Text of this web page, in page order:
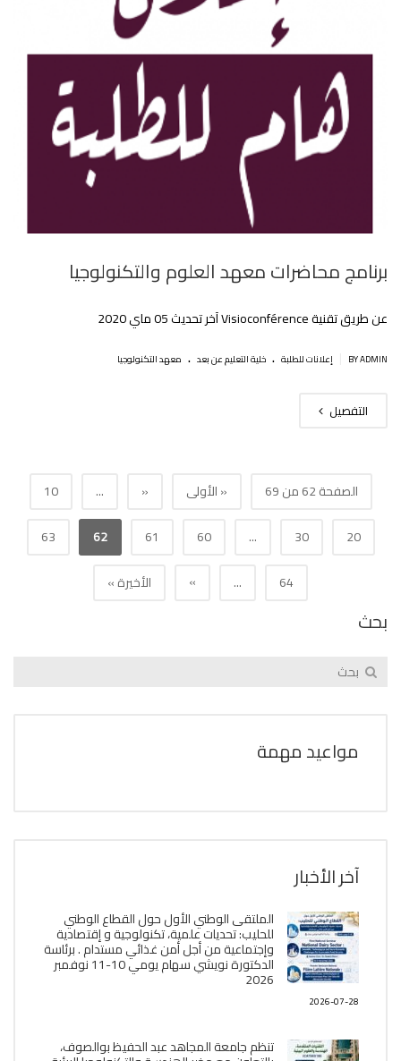
برنامج محاضرات معهد العلوم والتكنولوجيا
عن طريق تقنية Visioconférence آخر تحديث 05 ماي 2020
BY ADMIN إعلانات للطلبة . خلية التعليم عن بعد . معهد التكنولوجيا
التفصيل
الصفحة 62 من 69 « الأولى «
...
10
20
30
...
60
61
62
63
64
...
» الأخيرة »
بحث
مواعيد مهمة
آخر الأخبار
الملتقى الوطني الأول حول القطاع الوطني
للحليب: تحديات علمية، تكنولوجية و إقتصادية
وإجتماعية من أجل أمن غذائي مستدام . برئاسة
الدكتورة نويشي سهام يومي 10-11 نوفمبر
2026
2026-07-28
تنظم جامعة المجاهد عبد الحفيظ بوالصوف،